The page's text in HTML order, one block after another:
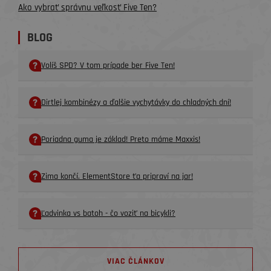
Ako vybrať správnu veľkosť Five Ten?
BLOG
Volíš SPD? V tom prípade ber Five Ten!
Dirtlej kombinézy a ďalšie vychytávky do chladných dní!
Poriadna guma je základ! Preto máme Maxxis!
Zima končí. ElementStore ťa pripraví na jar!
Ľadvinka vs batoh - čo voziť na bicykli?
VIAC ČLÁNKOV